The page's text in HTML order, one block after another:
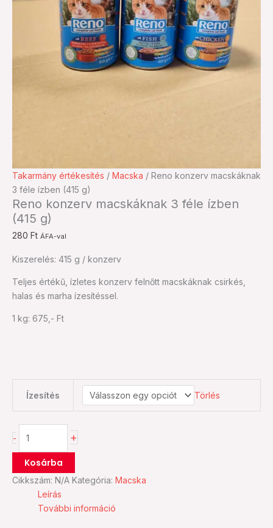
Takarmány értékesítés / Macska / Reno konzerv macskáknak
3 féle ízben (415 g)
Reno konzerv macskáknak 3 féle ízben
(415 g)
280 Ft ÁFA-val
Kiszerelés: 415 g / konzerv
Teljes értékű, ízletes konzerv felnőtt macskáknak csirkés,
halas és marha ízesítéssel.
1 kg: 675,- Ft
Ízesítés Törlés
-
Reno
konzerv
macskáknak
3
féle
(415
mennyiség
+
Kosárba
Cikkszám: N/A Kategória: Macska
Leírás
További információ